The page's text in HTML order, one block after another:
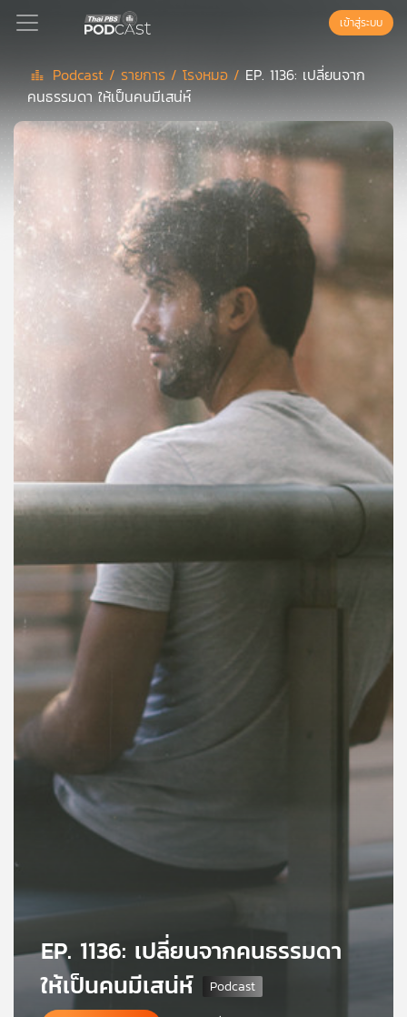
Podcast
เพล
ลิ
สต์
แนะนำ
ของ
คุณ
เพลง
ข่าว
และ
เกี่ยว
กับ
เรา
ไทย
พี
เอส
เข้าสู่ระบบ
Podcast / รายการ /โรงหมอ / EP. 1136: เปลี่ยนจาก
คนธรรมดา ให้เป็นคนมีเสน่ห์
EP. 1136: เปลี่ยนจากคนธรรมดา
ให้เป็นคนมีเสน่ห์